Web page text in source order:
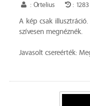
: Ortelius :
A kép csak
szívesen megnéznék.
Javasolt csereérték: